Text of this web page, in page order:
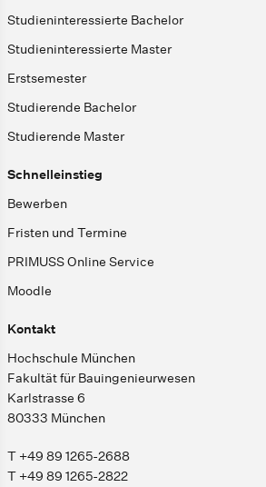
Studieninteressierte Bachelor
Studieninteressierte Master
Erstsemester
Studierende Bachelor
Studierende Master
Schnelleinstieg
Bewerben
Fristen und Termine
PRIMUSS Online Service
Moodle
Kontakt
Hochschule München
Fakultät für Bauingenieurwesen
Karlstrasse 6
80333 München
T +49 89 1265-2688
T +49 89 1265-2822